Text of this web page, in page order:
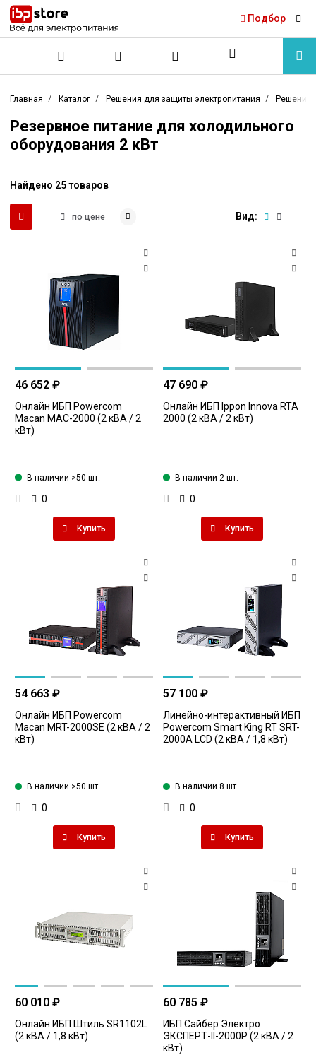
Подбор
Главная Каталог Решения для защиты электропитания Решения
Резервное питание для холодильного
оборудования 2 кВт
Найдено 25 товаров
по цене Вид:
46 652 ₽
Онлайн ИБП Powercom
Macan MAC-2000 (2 кВА / 2
кВт)
В наличии >50 шт.
0
Купить
47 690 ₽
Онлайн ИБП Ippon Innova RTA
2000 (2 кВА / 2 кВт)
В наличии 2 шт.
0
Купить
54 663 ₽
Онлайн ИБП Powercom
Macan MRT-2000SE (2 кВА / 2
кВт)
В наличии >50 шт.
0
Купить
57 100 ₽
Линейно-интерактивный ИБП
Powercom Smart King RT SRT-
2000A LCD (2 кВА / 1,8 кВт)
В наличии 8 шт.
0
Купить
60 010 ₽
Онлайн ИБП Штиль SR1102L
(2 кВА / 1,8 кВт)
60 785 ₽
ИБП Сайбер Электро
ЭКСПЕРТ-II-2000Р (2 кВА / 2
кВт)